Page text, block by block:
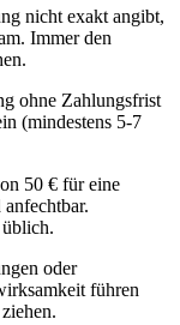
nicht exakt angibt,
Immer den
ohne Zahlungsfrist
(mindestens 5-7
50 € für eine
oder
führen